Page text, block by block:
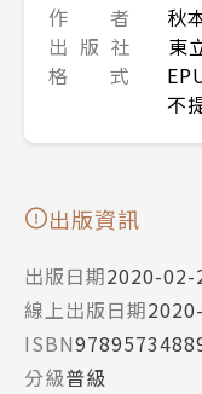
作 者
秋
出 版 社
東
格 式
不
出版資訊
出版日期2020-02-
線上出版日期
ISBN
分級普級